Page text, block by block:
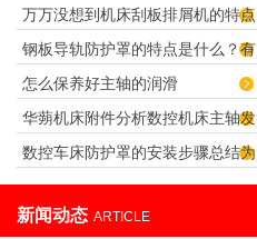
万万没想到机床刮板排屑机的特点
那么多
钢板导轨防护罩的特点是什么？有
哪些优点？
怎么保养好主轴的润滑
华蒴机床附件分析数控机床主轴发
热原因
数控车床防护罩的安装步骤总结为
新闻动态 ARTICLE